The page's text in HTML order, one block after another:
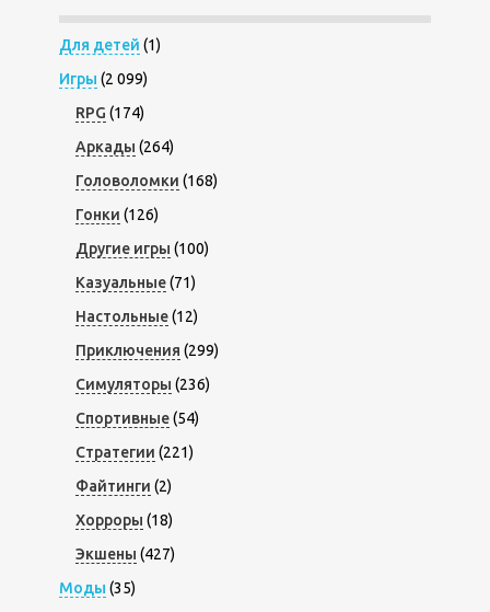
Для детей (1)
Игры (2 099)
RPG (174)
Аркады (264)
Головоломки (168)
Гонки (126)
Другие игры (100)
Казуальные(71)
Настольные(12)
Приключения (299)
Симуляторы (236)
Спортивные(54)
Стратегии (221)
Файтинги (2)
Хорроры (18)
Экшены (427)
Моды (35)